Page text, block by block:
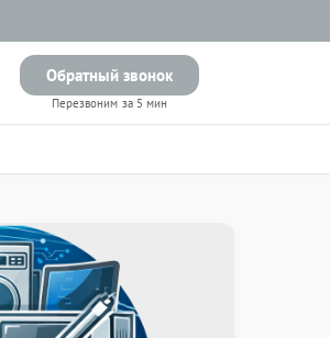
Обратный звонок
Перезвоним за 5 мин